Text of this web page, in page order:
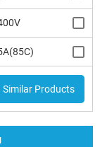
Similar Products